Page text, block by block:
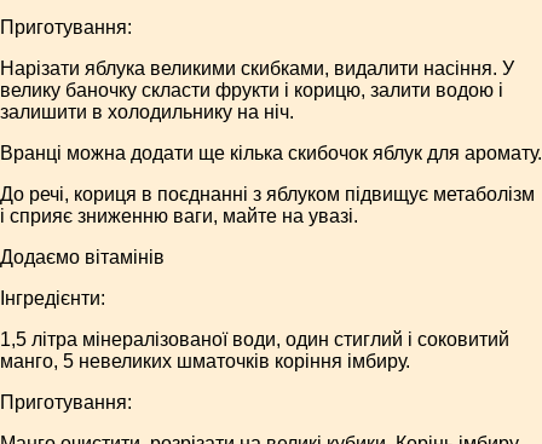
Приготування:
Нарізати яблука великими скибками, видалити насіння. У
велику баночку скласти фрукти і корицю, залити водою і
залишити в холодильнику на ніч.
Вранці можна додати ще кілька скибочок яблук для аромату.
До речі, кориця в поєднанні з яблуком підвищує метаболізм
і сприяє зниженню ваги, майте на увазі.
Додаємо вітамінів
Інгредієнти:
1,5 літра мінералізованої води, один стиглий і соковитий
манго, 5 невеликих шматочків коріння імбиру.
Приготування: